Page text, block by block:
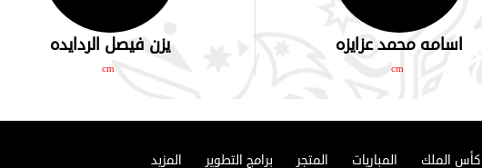
يزن فيصل الردايده
cm
اسامه محمد عزايزه
cm
كأس الملك المباريات المتجر برامج التطوير المزيد